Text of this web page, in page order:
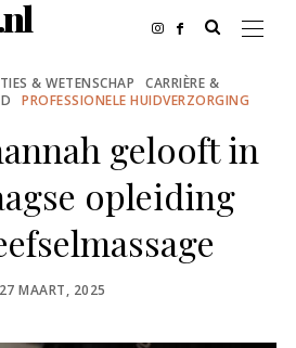
& WETENSCHAP
CARRIÈRE &
PROFESSIONELE HUIDVERZORGING
gelooft in
opleiding
POSTED
27 MAART, 2025